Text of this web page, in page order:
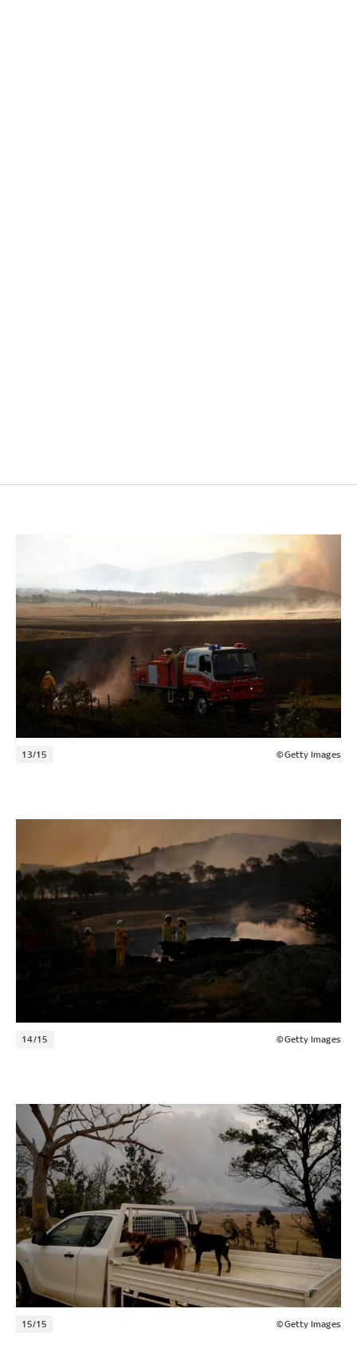
13/15 ©Getty Images
14/15 ©Getty Images
15/15 ©Getty Images